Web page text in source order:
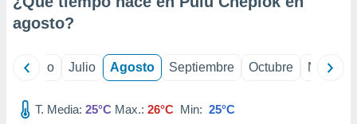
e
publicidad
agosto?
Junio Julio Agosto Septiembre Octubre
T. Media: 25°C Max.: 26°C Min: 25°C